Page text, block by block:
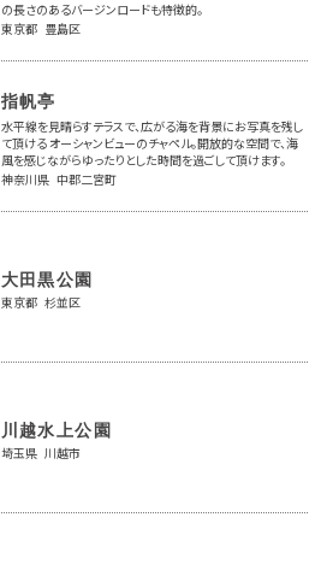
の長さのあるバージンロードも特徴的。
東京都 豊島区
指帆亭
水平線を見晴らすテラスで、広がる海を背景にお写真を残し
て頂ける オーシャンビューのチャペル。開放的な空間で、海
風を感じながらゆったりとした時間を過ごして頂けます。
神奈川県 中郡二宮町
大田黒公園
東京都 杉並区
川越水上公園
埼玉県 川越市